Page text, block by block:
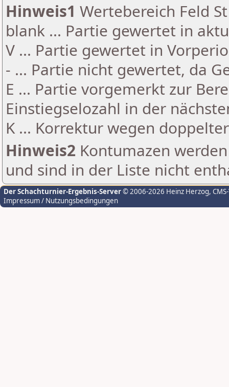
Hinweis1 Wertebereich Feld
blank ... Partie gewertet in
V ... Partie gewertet in
- ... Partie nicht gewertet, da
E ... Partie vorgemerkt zur
Einstiegselozahl in der
K ... Korrektur wegen
Hinweis2 Kontumazen
und sind in der Liste nicht
Der Schachturnier-Ergebnis-Server© 2006-2026 Heinz Herzog,
Impressum / Nutzungsbedingungen